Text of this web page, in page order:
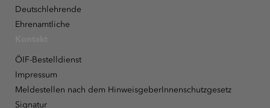
Deutschlehrende
Ehrenamtliche
ÖIF-Bestelldienst
Impressum
Meldestellen nach dem HinweisgeberInnenschutzgesetz
Signatur